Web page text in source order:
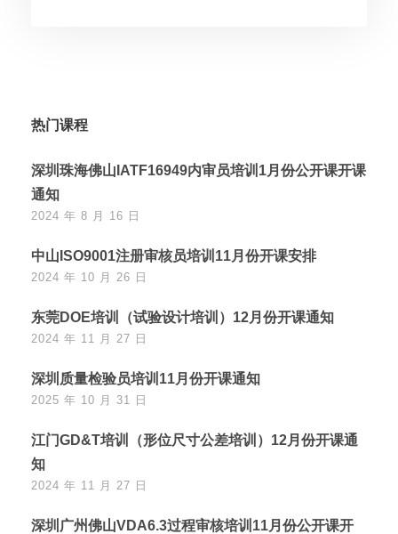
热门课程
深圳珠海佛山IATF16949内审员培训1月份公开课开课
通知
2024 年 8 月 16 日
中山ISO9001注册审核员培训11月份开课安排
2024 年 10 月 26 日
东莞DOE培训（试验设计培训）12月份开课通知
2024 年 11 月 27 日
深圳质量检验员培训11月份开课通知
2025 年 10 月 31 日
江门GD&T培训（形位尺寸公差培训）12月份开课通
知
2024 年 11 月 27 日
深圳广州佛山VDA6.3过程审核培训11月份公开课开